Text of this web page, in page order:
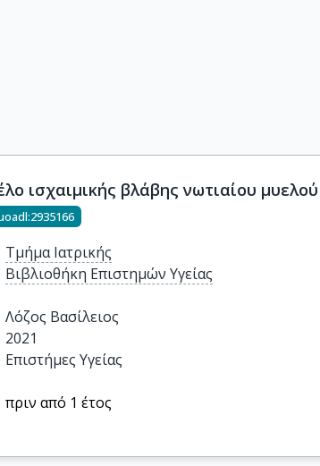
ισχαιμικής βλάβης νωτιαίου
Τμήμα Ιατρικής
Βιβλιοθήκη Επιστημών Υγείας
Λόζος Βασίλειος
2021
Επιστήμες Υγείας
πριν από 1 έτος